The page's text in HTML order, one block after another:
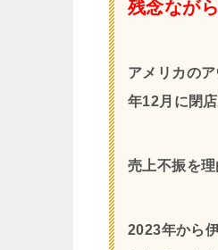
残念なが
アメリカの
年12月に閉店
売上不振を
2023年から